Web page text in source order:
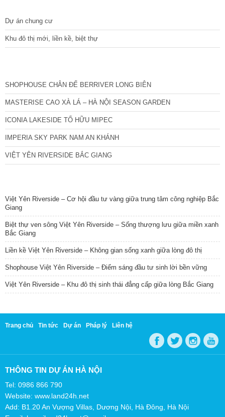
Dự án chung cư
Khu đô thị mới, liền kề, biệt thự
SHOPHOUSE CHÂN ĐẾ BERRIVER LONG BIÊN
MASTERISE CAO XÀ LÁ – HÀ NỘI SEASON GARDEN
ICONIA LAKESIDE TỐ HỮU MIPEC
IMPERIA SKY PARK NAM AN KHÁNH
VIỆT YÊN RIVERSIDE BẮC GIANG
Việt Yên Riverside – Cơ hội đầu tư vàng giữa trung tâm công nghiệp Bắc
Giang
Biệt thự ven sông Việt Yên Riverside – Sống thượng lưu giữa miền xanh
Bắc Giang
Liền kề Việt Yên Riverside – Không gian sống xanh giữa lòng đô thị
Shophouse Việt Yên Riverside – Điểm sáng đầu tư sinh lời bền vững
Việt Yên Riverside – Khu đô thị sinh thái đẳng cấp giữa lòng Bắc Giang
Trang chủ Tin tức Dự án Pháp lý Liên hệ
THÔNG TIN DỰ ÁN HÀ NỘI
Tel: 0986 866 790
Website: www.land24h.net
Add: B1.20 An Vượng Villas, Dương Nội, Hà Đông, Hà Nội